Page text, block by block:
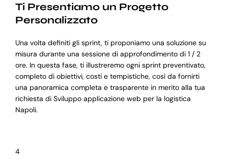
Ti Presentiamo un Progetto
Personalizzato
Una volta definiti gli sprint, ti proponiamo una soluzione su
misura durante una sessione di approfondimento di 1 / 2
ore. In questa fase, ti illustreremo ogni sprint preventivato,
completo di obiettivi, costi e tempistiche, così da fornirti
una panoramica completa e trasparente in merito alla tua
richiesta di Sviluppo applicazione web per la logistica
Napoli.
4